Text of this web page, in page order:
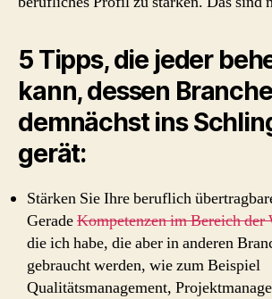
5 Tipps, die jeder
kann, dessen
demnächst ins
gerät:
Stärken Sie Ihre beruflich
GeradeKompetenzen im Bereich der
die ich habe, die aber in anderen
gebraucht werden, wie zum Beispiel
Qualitätsmanagement,